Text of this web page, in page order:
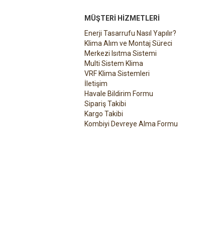
MÜŞTERI HIZMETLERI
Enerji Tasarrufu Nasıl Yapılır?
Klima Alım ve Montaj Süreci
Merkezi Isıtma Sistemi
Multi Sistem Klima
VRF Klima Sistemleri
İletişim
Havale Bildirim Formu
Sipariş Takibi
Kargo Takibi
Kombiyi Devreye Alma Formu